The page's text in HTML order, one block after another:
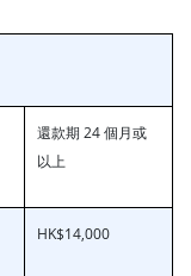
還款期 24 個月或
以上
HK$14,000